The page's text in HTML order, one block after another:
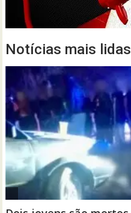
Notícias mais lidas